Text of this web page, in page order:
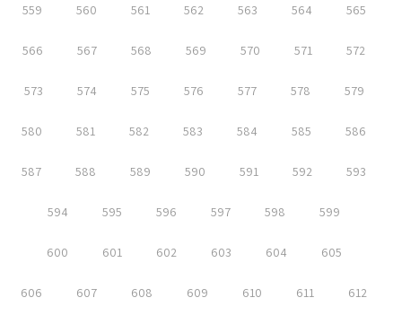
559 560 561 562 563 564 565
566 567 568 569 570 571 572
573 574 575 576 577 578 579
580 581 582 583 584 585 586
587 588 589 590 591 592 593
594 595 596 597 598 599
600 601 602 603 604 605
606 607 608 609 610 611 612